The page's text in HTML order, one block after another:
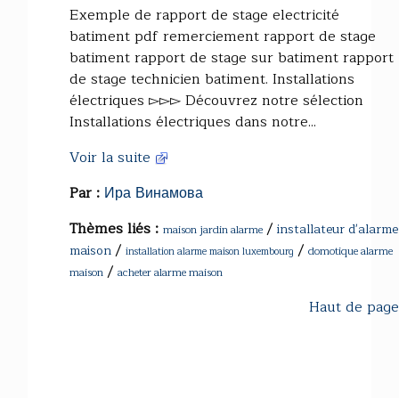
Exemple de rapport de stage electricité
batiment pdf remerciement rapport de stage
batiment rapport de stage sur batiment rapport
de stage technicien batiment. Installations
électriques ▻▻▻ Découvrez notre sélection
Installations électriques dans notre...
Voir la suite
Par : Ира Винамова
Thèmes liés : maison jardin alarme / installateur d'alarme
maison/ installation alarme maison luxembourg / domotique alarme
maison / acheter alarme maison
Haut de page